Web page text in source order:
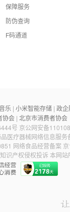
保障服务
防伪查询
F码通道
乐 | 小米智能存储 | 政企
协会 | 北京市消费者协会
号 京公网安备
品医疗器械网络信息服
网络食品经营备案
知识产权侵权投诉 本网